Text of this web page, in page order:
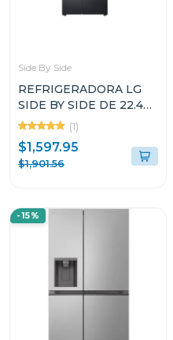
Side By Side
REFRIGERADORA LG
SIDE BY SIDE DE 22.4P³
INSTAVIEW DOOR IN
DOOR CRAFT ICE
VS25XHWCB
(1)
$1,597.95
$1,901.56
-15%